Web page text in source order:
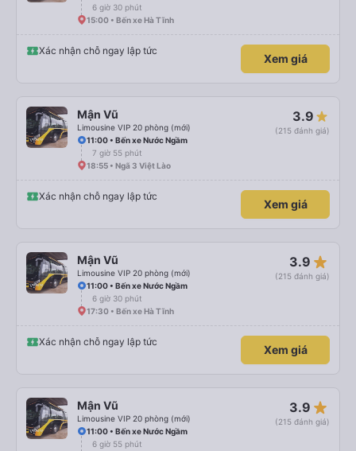
6 giờ 30 phút
15:00 • Bến xe Hà Tĩnh
Xác nhận chỗ ngay lập tức
Xem giá
Mận Vũ
Limousine VIP 20 phòng (mới)
3.9
(215 đánh giá)
11:00 • Bến xe Nước Ngầm
7 giờ 55 phút
18:55 • Ngã 3 Việt Lào
Xác nhận chỗ ngay lập tức
Xem giá
Mận Vũ
Limousine VIP 20 phòng (mới)
3.9 star_rate
(215 đánh giá)
11:00 • Bến xe Nước Ngầm
6 giờ 30 phút
17:30 • Bến xe Hà Tĩnh
Xác nhận chỗ ngay lập tức
Xem giá
Mận Vũ
Limousine VIP 20 phòng (mới)
3.9 star_rate
(215 đánh giá)
11:00 • Bến xe Nước Ngầm
6 giờ 55 phút